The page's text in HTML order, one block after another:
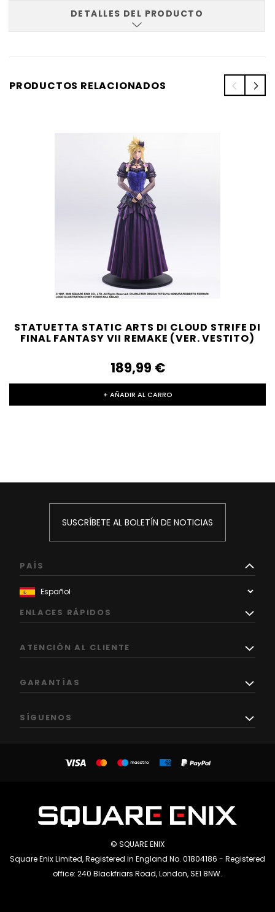
DETALLES DEL PRODUCTO
PRODUCTOS RELACIONADOS
STATUETTA STATIC ARTS DI CLOUD STRIFE DI
FINAL FANTASY VII REMAKE (VER. VESTITO)
189,99‎ ‎€
+ AÑADIR AL CARRO
SUSCRÍBETE AL BOLETÍN DE NOTICIAS
PAÍS
ENLACES RÁPIDOS
ATENCIÓN AL CLIENTE
GARANTÍAS
SÍGUENOS
© SQUARE ENIX
Square Enix Limited, Registered in England No. 01804186 - Registered
office: 240 Blackfriars Road, London, SE1 8NW.